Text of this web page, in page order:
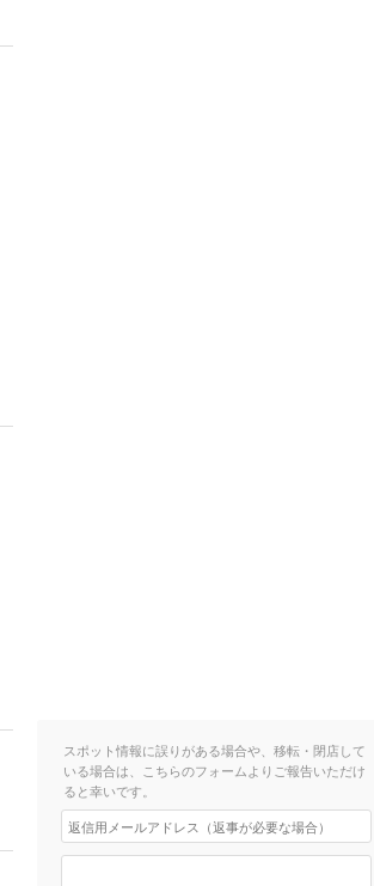
スポット情報に誤りがある場合や、移転・閉店して
いる場合は、こちらのフォームよりご報告いただけ
ると幸いです。